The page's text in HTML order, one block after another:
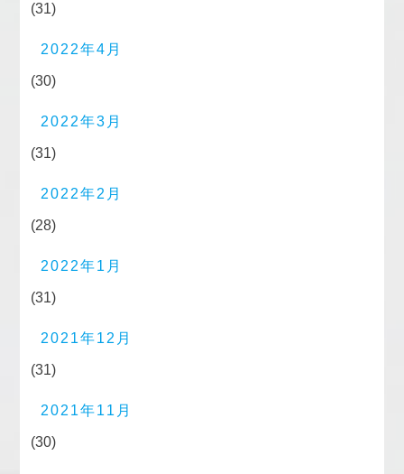
(31)
2022年4月
(30)
2022年3月
(31)
2022年2月
(28)
2022年1月
(31)
2021年12月
(31)
2021年11月
(30)